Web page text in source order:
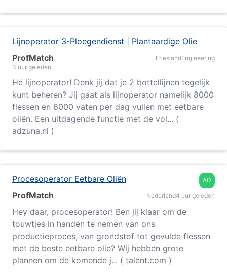
Lijnoperator 3-Ploegendienst | Plantaardige Olie
ProfMatch
FrieslandEngineering
3 uur geleden
Hé lijnoperator! Denk jij dat je 2 bottellijnen tegelijk
kunt beheren? Jij gaat als lijnoperator namelijk 8000
flessen en 6000 vaten per dag vullen met eetbare
oliën. Een uitdagende functie met de vol... (
adzuna.nl )
AD
Procesoperator Eetbare Oliën
ProfMatch
Nederland4 uur geleden
Hey daar, procesoperator! Ben jij klaar om de
touwtjes in handen te nemen van ons
productieproces, van grondstof tot gevulde flessen
met de beste eetbare olie? Wij hebben grote
plannen om de komende j... ( talent.com )